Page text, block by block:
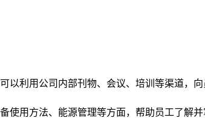
以利用公司内部刊物、会议、培训等渠道，
使用方法、能源管理等方面，帮助员工了解